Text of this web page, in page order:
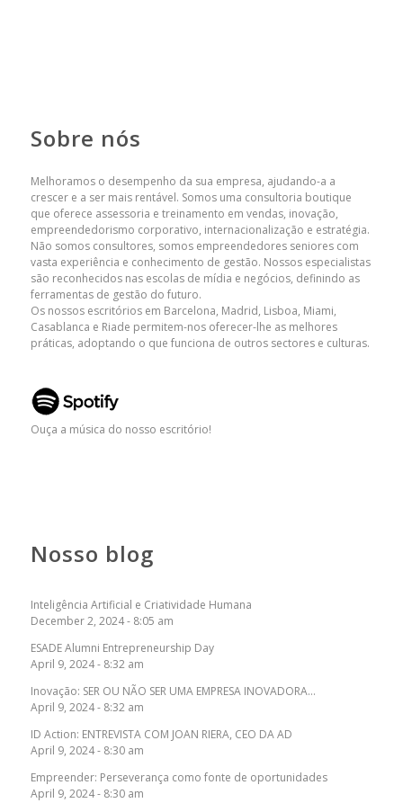
Sobre nós
Melhoramos o desempenho da sua empresa, ajudando-a a
crescer e a ser mais rentável. Somos uma consultoria boutique
que oferece assessoria e treinamento em vendas, inovação,
empreendedorismo corporativo, internacionalização e estratégia.
Não somos consultores, somos empreendedores seniores com
vasta experiência e conhecimento de gestão. Nossos especialistas
são reconhecidos nas escolas de mídia e negócios, definindo as
ferramentas de gestão do futuro.
Os nossos escritórios em Barcelona, ​​Madrid, Lisboa, Miami,
Casablanca e Riade permitem-nos oferecer-lhe as melhores
práticas, adoptando o que funciona de outros sectores e culturas.
Ouça a música do nosso escritório!
Nosso blog
Inteligência Artificial e Criatividade Humana
December 2, 2024 - 8:05 am
ESADE Alumni Entrepreneurship Day
April 9, 2024 - 8:32 am
Inovação: SER OU NÃO SER UMA EMPRESA INOVADORA…
April 9, 2024 - 8:32 am
ID Action: ENTREVISTA COM JOAN RIERA, CEO DA AD
April 9, 2024 - 8:30 am
Empreender: Perseverança como fonte de oportunidades
April 9, 2024 - 8:30 am